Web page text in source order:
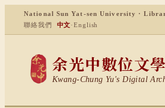
National Sun Yat-sen University ·
聯絡我們
中文·English
余光中數位文
Kwang-Chung Yu's Digital